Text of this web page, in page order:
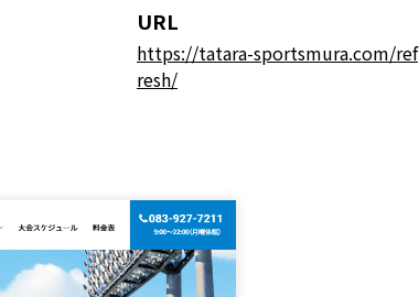
URL
https://tatara-sportsmura.com/ref
resh/